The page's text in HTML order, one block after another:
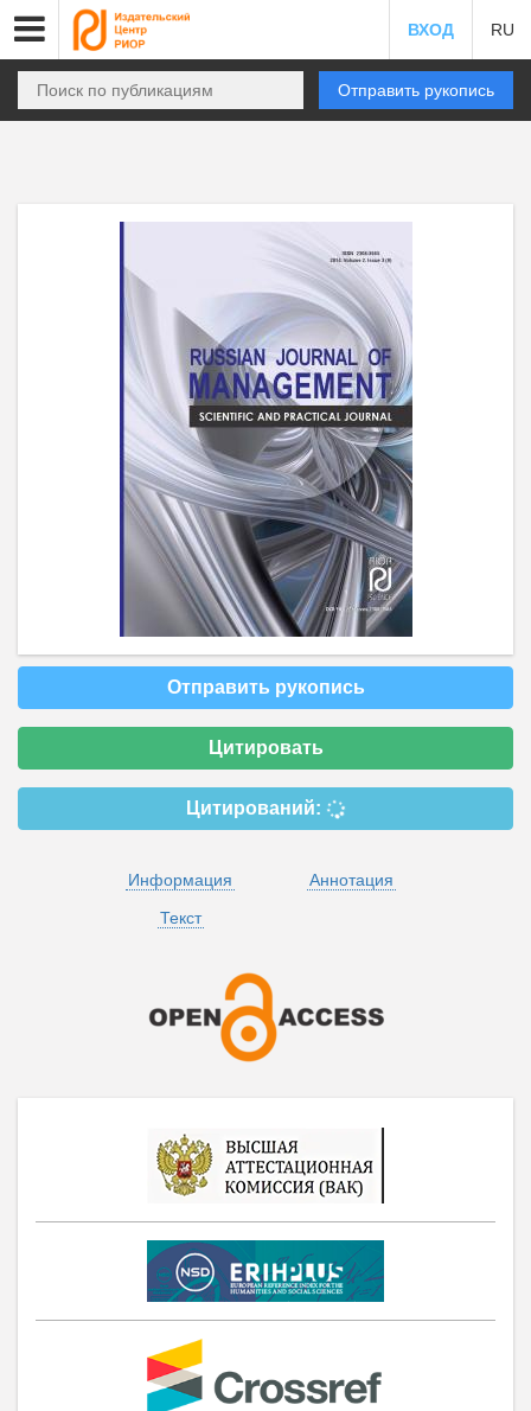
ВХОД RU
Отправить рукопись
Отправить рукопись
Цитировать
Цитирований:
Информация
Аннотация
Текст